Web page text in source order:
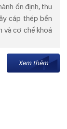
ổn định, thu
cáp thép bền
và cơ chế khoá
Xem thêm